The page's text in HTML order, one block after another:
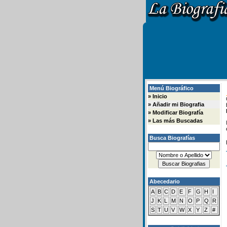
Menú Biográfico
» Inicio
» Añadir mi Biografia
» Modificar Biografía
» Las más Buscadas
Busca Biografías
Abecedario
A B C D E F G H
I
J
K L M N O P Q
R
S T U V W X Y Z #